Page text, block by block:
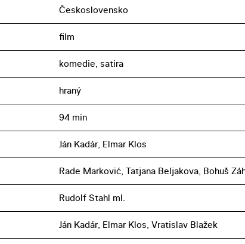
Československo
film
komedie, satira
hraný
94 min
Ján Kadár, Elmar Klos
Rade Marković, Tatjana Beljakova, Bohuš
Rudolf Stahl ml.
Ján Kadár, Elmar Klos, Vratislav Blažek